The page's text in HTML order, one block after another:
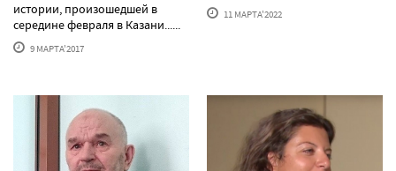
истории, произошедшей в
середине февраля в Казани......
9 МАРТА'2017
11 МАРТА'2022